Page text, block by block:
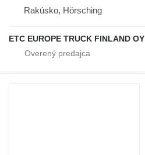
Rakúsko, Hörsching
ETC EUROPE TRUCK FINLAND OY